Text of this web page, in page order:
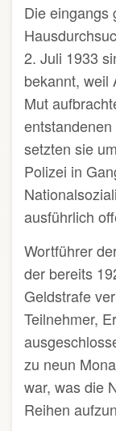
Die eingangs
2. Juli 1933
bekannt, weil
Mut
setzten sie
Polizei in
ausführlich
Wortführer
der bereits
Geldstrafe
Teilnehmer,
zu neun
war, was die
Reihen